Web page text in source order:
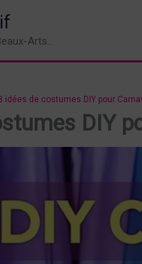
Arts...
idées de costumes DIY pour
DIY